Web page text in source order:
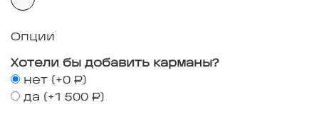
Опции
Хотели бы добавить карманы?
нет (+0 ₽)
да (+1 500 ₽)